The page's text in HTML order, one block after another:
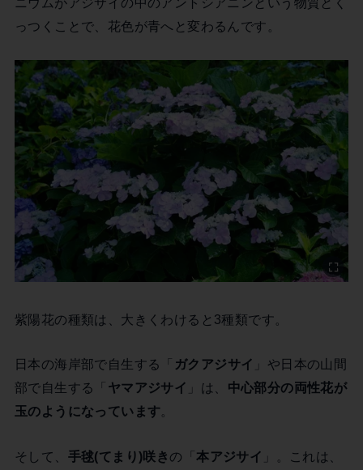
っつくことで、花色が青へと変わるんです。
紫陽花の種類は、大きくわけると3種類です。
日本の海岸部で自生する「 ガクアジサイ
」や日本の山間
部で自生する「 ヤマアジサイ 」は、 中心部分の両性花が
玉のようになっています。
そして、 手毬(てまり)咲き の「本アジサイ
」。これは、